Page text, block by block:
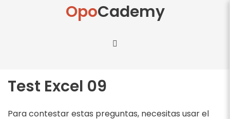
OpoCademy
Test Excel 09
Para contestar estas preguntas, necesitas usar el